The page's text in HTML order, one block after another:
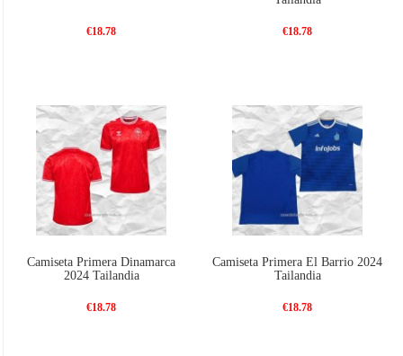
€18.78 €18.78
Camiseta Primera Dinamarca
2024 Tailandia
€18.78
Camiseta Primera El Barrio 2024
Tailandia
€18.78